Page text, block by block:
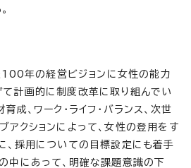
年の経営ビジョンに女性の能力
計画的に制度改革に取り組んでい
成、ワーク・ライフ・バランス、次世
アクションによって、女性の登用をす
、採用についての目標設定にも着手
中にあって、明確な課題意識の下